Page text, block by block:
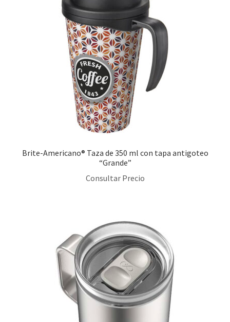
Brite-Americano® Taza de 350 ml con tapa antigoteo
“Grande”
Consultar Precio